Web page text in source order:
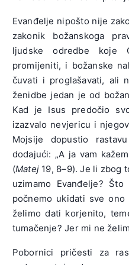
Evanđelje nipošto nije
zakonik božanskoga
ljudske odredbe
promijeniti, i božanske
čuvati i proglašavati, ali
ženidbe jedan je od
Kad je Isus predočio
izazvalo nevjericu i
Mojsije dopustio
dodajući: „A ja vam
(Matej 19, 8–9). Je li zbog
uzimamo Evanđelje?
počnemo ukidati sve
želimo dati korjenito,
tumačenje? Jer mi ne
Pobornici pričesti za